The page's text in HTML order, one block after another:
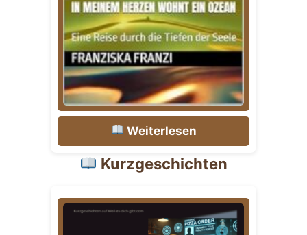
Weiterlesen
Kurzgeschichten